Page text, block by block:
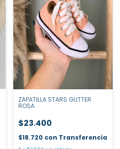
ZAPATILLA STARS GLITTER
ROSA
$23.400
$18.720 con Transferencia